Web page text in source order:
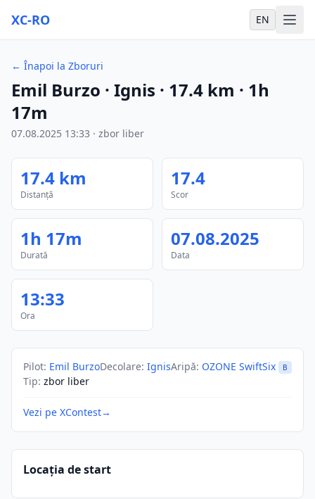
XC-RO EN
← Înapoi la Zboruri
Emil Burzo · Ignis · 17.4 km · 1h
17m
07.08.2025 13:33 · zbor liber
17.4 km
Distanță
17.4
Scor
1h 17m
Durată
07.08.2025
Data
13:33
Ora
Pilot: Emil BurzoDecolare: IgnisAripă: OZONE SwiftSix B
Tip: zbor liber
Vezi pe XContest→
Locația de start